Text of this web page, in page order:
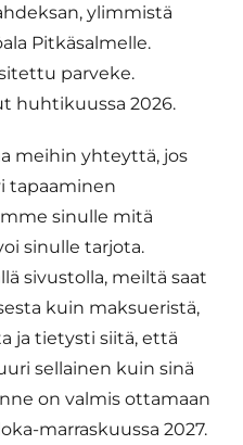
ylimmistä
Pitkäsalmelle.
parveke.
huhtikuussa 2026.
meihin yhteyttä, jos
tapaaminen
sinulle mitä
sinulle tarjota.
sivustolla, meiltä saat
kuin maksueristä,
ja tietysti siitä, että
sellainen kuin sinä
on valmis ottamaan
marraskuussa 2027.